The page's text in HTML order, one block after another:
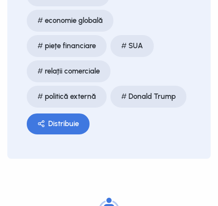
economie globală
piețe financiare SUA
relații comerciale
politică externă Donald Trump
Distribuie